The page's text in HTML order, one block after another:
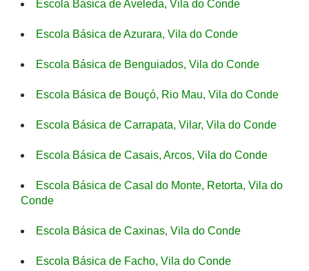
Escola Básica de Aveleda, Vila do Conde
Escola Básica de Azurara, Vila do Conde
Escola Básica de Benguiados, Vila do Conde
Escola Básica de Bouçó, Rio Mau, Vila do Conde
Escola Básica de Carrapata, Vilar, Vila do Conde
Escola Básica de Casais, Arcos, Vila do Conde
Escola Básica de Casal do Monte, Retorta, Vila do
Conde
Escola Básica de Caxinas, Vila do Conde
Escola Básica de Facho, Vila do Conde